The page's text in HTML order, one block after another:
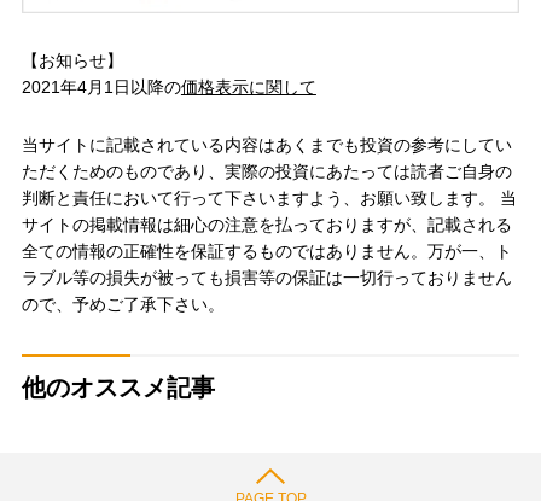
【お知らせ】
2021年4月1日以降の価格表示に関して
当サイトに記載されている内容はあくまでも投資の参考にしてい
ただくためのものであり、実際の投資にあたっては読者ご自身の
判断と責任において行って下さいますよう、お願い致します。 当
サイトの掲載情報は細心の注意を払っておりますが、記載される
全ての情報の正確性を保証するものではありません。万が一、ト
ラブル等の損失が被っても損害等の保証は一切行っておりません
ので、予めご了承下さい。
他のオススメ記事